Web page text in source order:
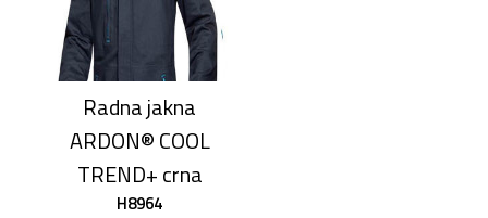
Radna jakna
ARDON® COOL
TREND+ crna
H8964